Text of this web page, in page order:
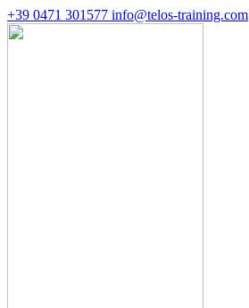
+39 0471 301577 info@telos-training.com